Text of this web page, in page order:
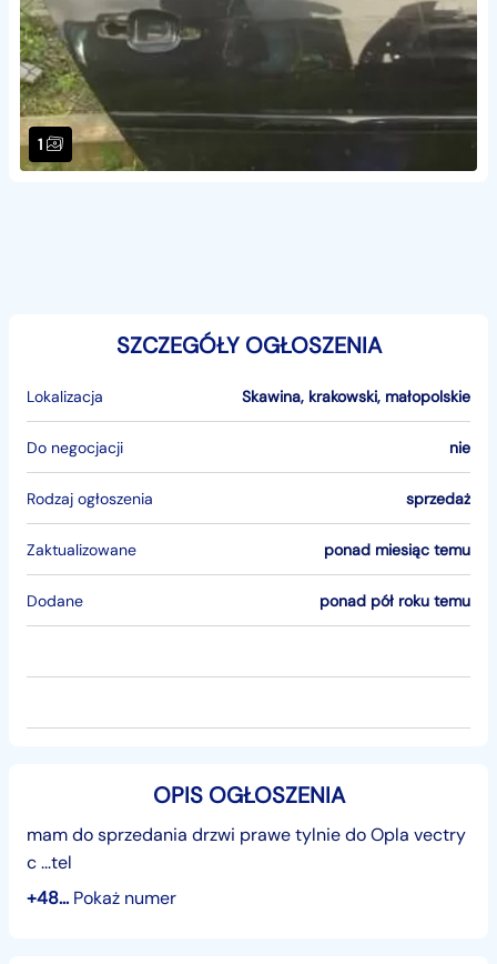
1
SZCZEGÓŁY OGŁOSZENIA
Lokalizacja Skawina, krakowski, małopolskie
Do negocjacji nie
Rodzaj ogłoszenia sprzedaż
Zaktualizowane ponad miesiąc temu
Dodane ponad pół roku temu
OPIS OGŁOSZENIA
mam do sprzedania drzwi prawe tylnie do Opla vectry
c ...tel
+48... Pokaż numer